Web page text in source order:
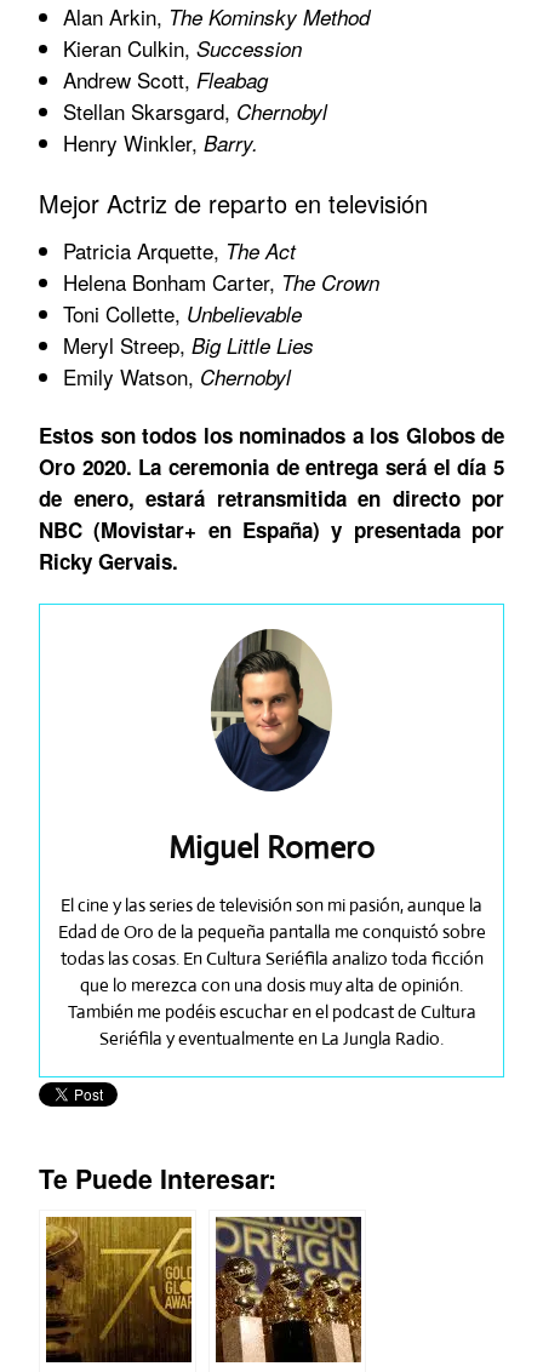
Alan Arkin, The Kominsky Method
Kieran Culkin, Succession
Andrew Scott, Fleabag
Stellan Skarsgard, Chernobyl
Henry Winkler, Barry.
Mejor Actriz de reparto en televisión
Patricia Arquette, The Act
Helena Bonham Carter, The Crown
Toni Collette, Unbelievable
Meryl Streep, Big Little Lies
Emily Watson, Chernobyl
Estos son todos los nominados a los Globos de
Oro 2020. La ceremonia de entrega será el día 5
de enero, estará retransmitida en directo por
NBC (Movistar+ en España) y presentada por
Ricky Gervais.
Miguel Romero
El cine y las series de televisión son mi pasión, aunque la
Edad de Oro de la pequeña pantalla me conquistó sobre
todas las cosas. En Cultura Seriéfila analizo toda ficción
que lo merezca con una dosis muy alta de opinión.
También me podéis escuchar en el podcast de Cultura
Seriéfila y eventualmente en La Jungla Radio.
Te Puede Interesar: